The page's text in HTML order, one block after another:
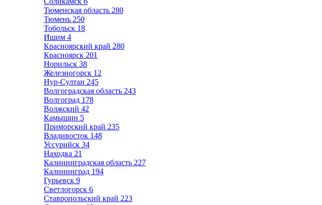
Тюменская область 280
Тюмень 250
Тобольск 18
Ишим 4
Красноярский край 280
Красноярск 201
Норильск 38
Железногорск 12
Нур-Султан 245
Волгоградская область 243
Волгоград 178
Волжский 42
Камышин 5
Приморский край 235
Владивосток 148
Уссурийск 34
Находка 21
Калининградская область 227
Калининград 194
Гурьевск 9
Светлогорск 6
Ставропольский край 223